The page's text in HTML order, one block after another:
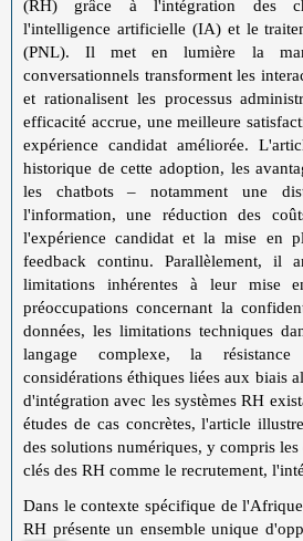
(RH) grâce à l'intégration des
l'intelligence artificielle (IA) et le
(PNL). Il met en lumière la
conversationnels transforment les
et rationalisent les processus
efficacité accrue, une meilleure
expérience candidat améliorée.
historique de cette adoption, les
les chatbots – notamment une
l'information, une réduction des
l'expérience candidat et la mise en
feedback continu. Parallèlement, il
limitations inhérentes à leur mise
préoccupations concernant la
données, les limitations techniques
langage complexe, la
considérations éthiques liées aux biais
d'intégration avec les systèmes RH
études de cas concrètes, l'article
des solutions numériques, y compris les
clés des RH comme le recrutement,
Dans le contexte spécifique de
RH présente un ensemble unique